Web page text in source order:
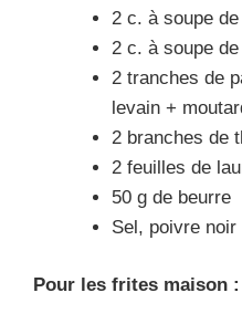
2 c. à soupe
2 c. à soupe
2 tranches de
levain +
2 branches de
2 feuilles de
50 g de beurre
Sel, poivre noir
Pour les frites maison :